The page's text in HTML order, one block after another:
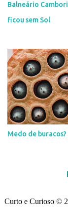
Balneário
ficou sem Sol
Medo de
Curto e Curioso ©